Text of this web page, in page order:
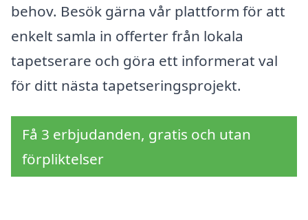
behov. Besök gärna vår plattform för att
enkelt samla in offerter från lokala
tapetserare och göra ett informerat val
för ditt nästa tapetseringsprojekt.
Få 3 erbjudanden, gratis och utan
förpliktelser